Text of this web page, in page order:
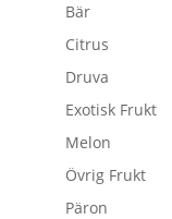
Bär
Citrus
Druva
Exotisk Frukt
Melon
Övrig Frukt
Päron